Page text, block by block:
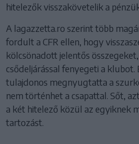
hitelezők visszakövetelik a
A lagazzetta.ro szerint több
fordult a CFR ellen, hogy
kölcsönadott jelentős
csődeljárással fenyegeti a klubot.
tulajdonos megnyugtatta a
nem történhet a csapattal. Sőt,
a két hitelező közül az egyiknek
tartozást.